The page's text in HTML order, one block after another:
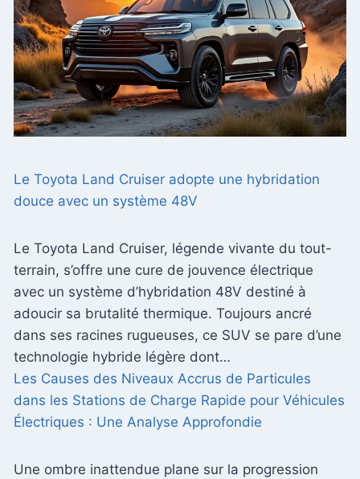
Le Toyota Land Cruiser adopte une hybridation
douce avec un système 48V
Le Toyota Land Cruiser, légende vivante du tout-
terrain, s’offre une cure de jouvence électrique
avec un système d’hybridation 48V destiné à
adoucir sa brutalité thermique. Toujours ancré
dans ses racines rugueuses, ce SUV se pare d’une
technologie hybride légère dont…
Les Causes des Niveaux Accrus de Particules
dans les Stations de Charge Rapide pour Véhicules
Électriques : Une Analyse Approfondie
Une ombre inattendue plane sur la progression